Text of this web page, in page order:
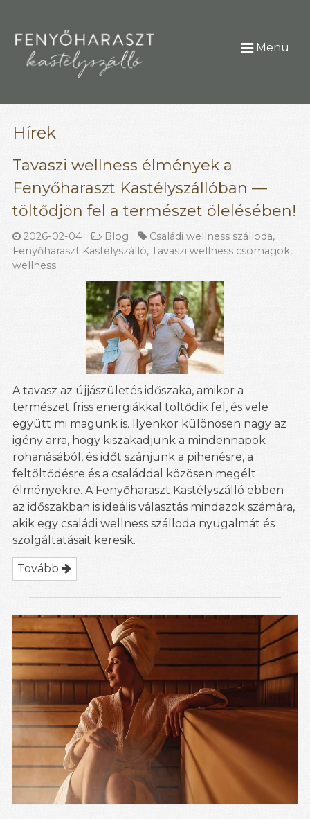
Menü
Hírek
Tavaszi wellness élmények a
Fenyőharaszt Kastélyszállóban —
töltődjön fel a természet ölelésében!
2026-02-04 Blog Családi wellness szálloda,
Fenyőharaszt Kastélyszálló, Tavaszi wellness csomagok,
wellness
A tavasz az újjászületés időszaka, amikor a
természet friss energiákkal töltődik fel, és vele
együtt mi magunk is. Ilyenkor különösen nagy az
igény arra, hogy kiszakadjunk a mindennapok
rohanásából, és időt szánjunk a pihenésre, a
feltöltődésre és a családdal közösen megélt
élményekre. A Fenyőharaszt Kastélyszálló ebben
az időszakban is ideális választás mindazok számára,
akik egy családi wellness szálloda nyugalmát és
szolgáltatásait keresik.
Tovább